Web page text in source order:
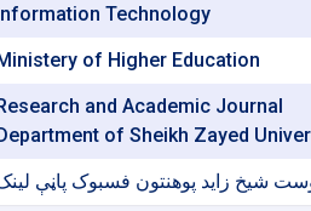
Technology
of Higher Education
and Academic Journal
of Sheikh Zayed
شیخ زاید پوهنتون فسبوک پاڼې